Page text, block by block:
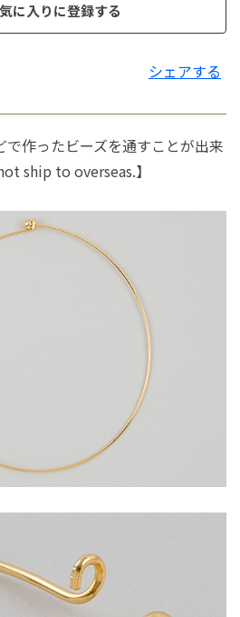
に入りに登録する
シェアする
で作ったビーズを通すことが出来
ship to overseas.】